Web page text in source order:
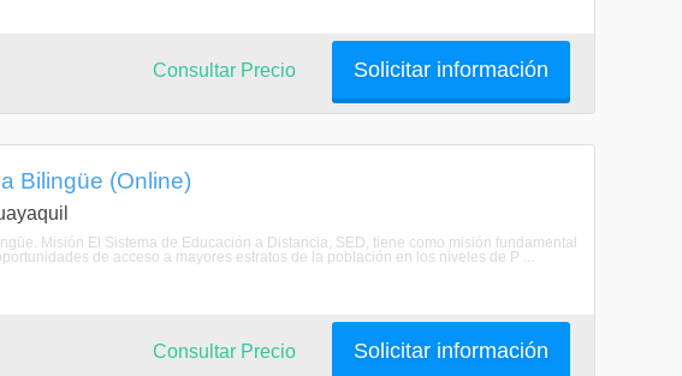
Solicitar información
Consultar Precio
Bilingüe (Online)
Misión El Sistema de Educación a Distancia, SED, tiene como misión fundamental
de acceso a mayores estratos de la población en los niveles de P ...
Solicitar información
Consultar Precio